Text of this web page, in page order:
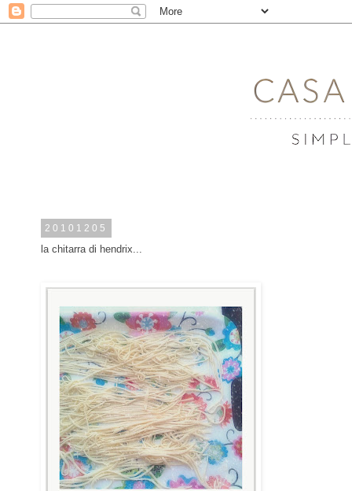
20101205
la chitarra di hendrix...